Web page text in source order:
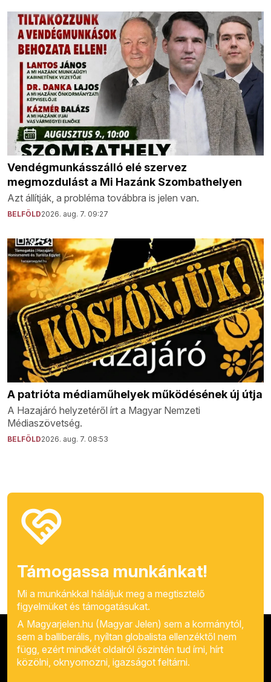
Vendégmunkásszálló elé szervez
megmozdulást a Mi Hazánk Szombathelyen
Azt állítják, a probléma továbbra is jelen van.
BELFÖLD2026. aug. 7. 09:27
A patrióta médiaműhelyek működésének új útja
A Hazajáró helyzetéről írt a Magyar Nemzeti
Médiaszövetség.
BELFÖLD2026. aug. 7. 08:53
Támogassa munkánkat!
Mi a munkánkkal háláljuk meg a megtisztelő
figyelmüket és támogatásukat.
A Magyarjelen.hu (Magyar Jelen) sem a kormánytól,
sem a balliberális, nyíltan globalista ellenzéktől nem
függ, ezért mindkét oldalról őszintén tud írni, hírt
közölni, oknyomozni, igazságot feltárni.